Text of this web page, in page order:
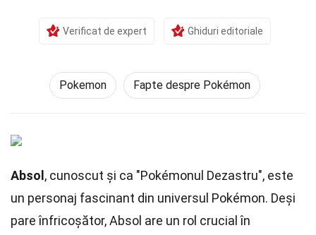
Verificat de expert Ghiduri editoriale
Pokemon Fapte despre Pokémon
Absol , cunoscut și ca "Pokémonul Dezastru", este
un personaj fascinant din universul Pokémon. Deși
pare înfricoșător, Absol are un rol crucial în